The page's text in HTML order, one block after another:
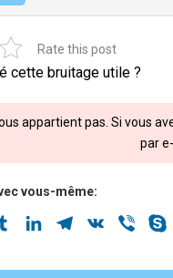
Rate this post
cette bruitage utile ?
appartient pas. Si vous
par
vous-même:
TumblrLinkedInTelegram
VK Viber